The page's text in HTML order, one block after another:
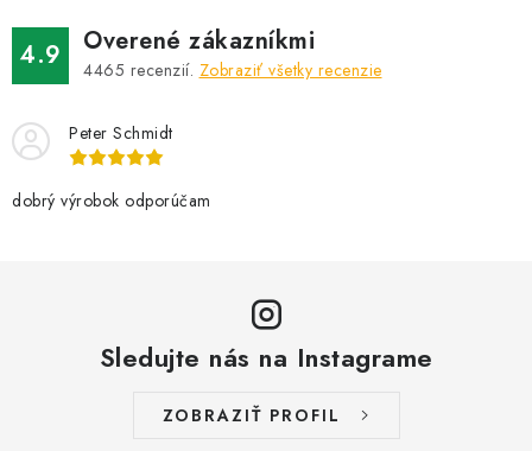
d
a
c
e
r
4.9 Overené zákazníkmi
4465 recenzií. Zobraziť všetky recenzie
Peter Schmidt
dobrý výrobok odporúčam
Sledujte nás na Instagrame
ZOBRAZIŤ PROFIL